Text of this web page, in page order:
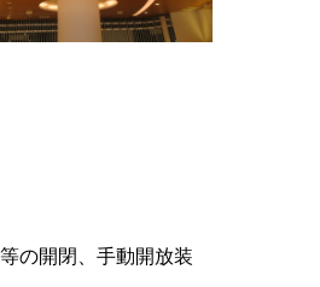
の開閉、手動開放装